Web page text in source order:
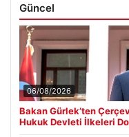
Güncel
06/08/2026
Bakan Gürlek’ten
Hukuk Devleti İlkeleri